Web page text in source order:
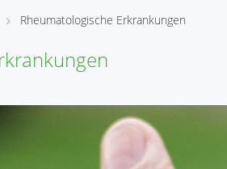
Rheumatologische Erkrankungen